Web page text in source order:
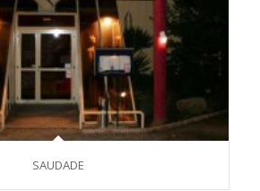
SAUDADE